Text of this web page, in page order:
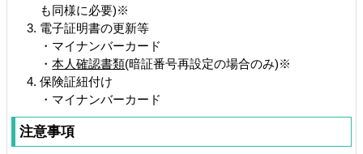
も同様に必要)※
電子証明書の更新等
・マイナンバーカード
・本人確認書類(暗証番号再設定の場合のみ)※
保険証紐付け
・マイナンバーカード
注意事項